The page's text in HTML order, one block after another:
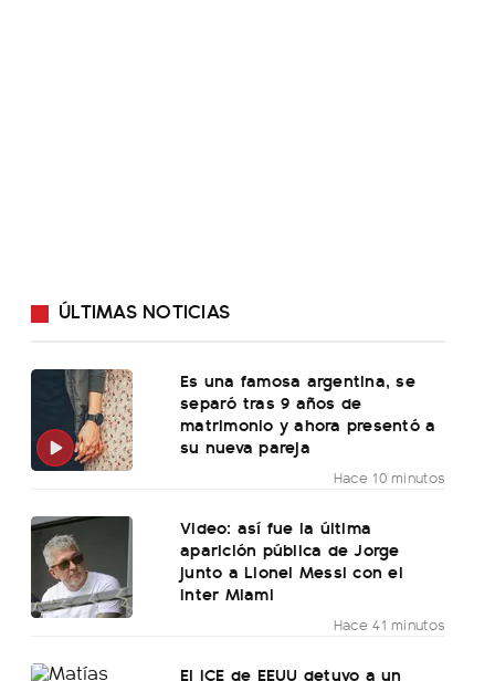
ÚLTIMAS NOTICIAS
Es una famosa argentina, se
separó tras 9 años de
matrimonio y ahora presentó a
su nueva pareja
Hace 10 minutos
Video: así fue la última
aparición pública de Jorge
junto a Lionel Messi con el
Inter Miami
Hace 41 minutos
El ICE de EEUU detuvo a un